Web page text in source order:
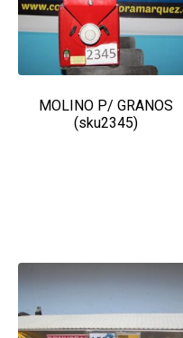
MOLINO P/ GRANOS
(sku2345)